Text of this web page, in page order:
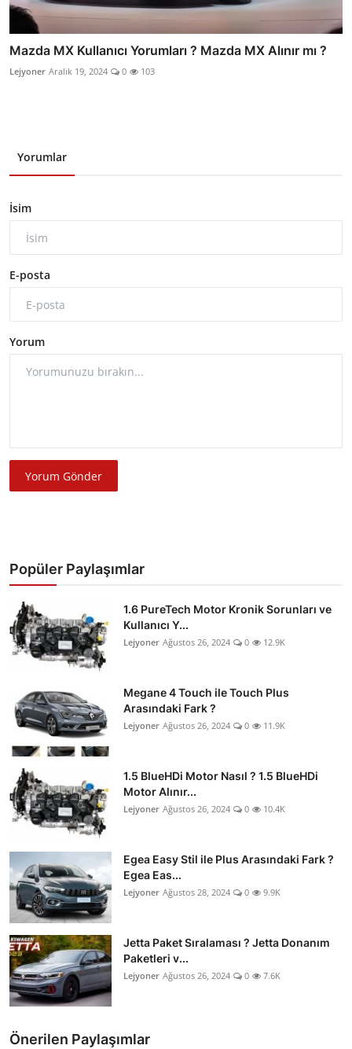
Mazda MX Kullanıcı Yorumları ? Mazda MX Alınır mı ?
Lejyoner Aralık 19, 2024 0 103
Yorumlar
İsim
E-posta
Yorum
Yorum Gönder
Popüler Paylaşımlar
1.6 PureTech Motor Kronik Sorunları ve
Kullanıcı Y...
Lejyoner Ağustos 26, 2024 0 12.9K
Megane 4 Touch ile Touch Plus
Arasındaki Fark ?
Lejyoner Ağustos 26, 2024 0 11.9K
1.5 BlueHDi Motor Nasıl ? 1.5 BlueHDi
Motor Alınır...
Lejyoner Ağustos 26, 2024 0 10.4K
Egea Easy Stil ile Plus Arasındaki Fark ?
Egea Eas...
Lejyoner Ağustos 28, 2024 0 9.9K
Jetta Paket Sıralaması ? Jetta Donanım
Paketleri v...
Lejyoner Ağustos 26, 2024 0 7.6K
Önerilen Paylaşımlar